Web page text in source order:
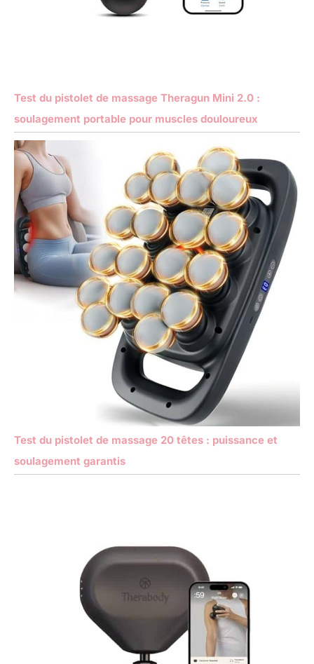
Test du pistolet de massage Theragun Mini 2.0 :
soulagement portable pour muscles douloureux
Test du pistolet de massage 20 têtes : puissance et
soulagement garantis